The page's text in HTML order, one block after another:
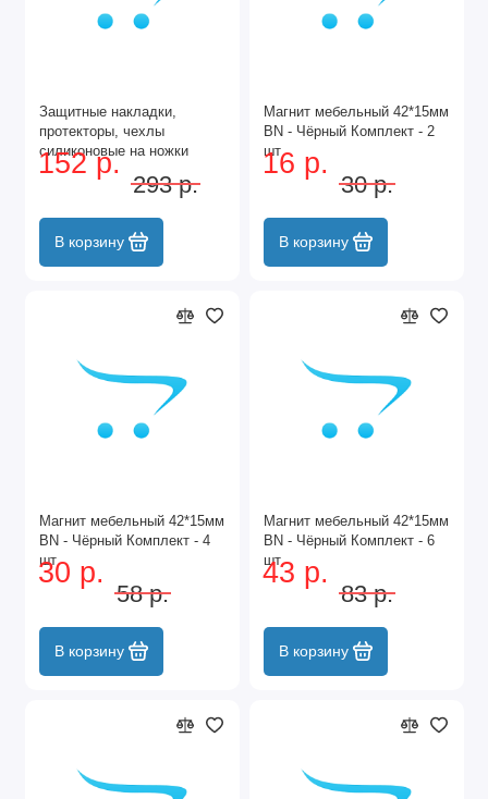
Защитные накладки,
протекторы, чехлы
силиконовые на ножки
стола, стула, комода
40*40мм Чёрный 8шт
152 р.
293 р.
В корзину
Магнит мебельный 42*15мм
BN - Чёрный Комплект - 2
шт
16 р.
30 р.
В корзину
Магнит мебельный 42*15мм
BN - Чёрный Комплект - 4
шт
30 р.
58 р.
В корзину
Магнит мебельный 42*15мм
BN - Чёрный Комплект - 6
шт
43 р.
83 р.
В корзину